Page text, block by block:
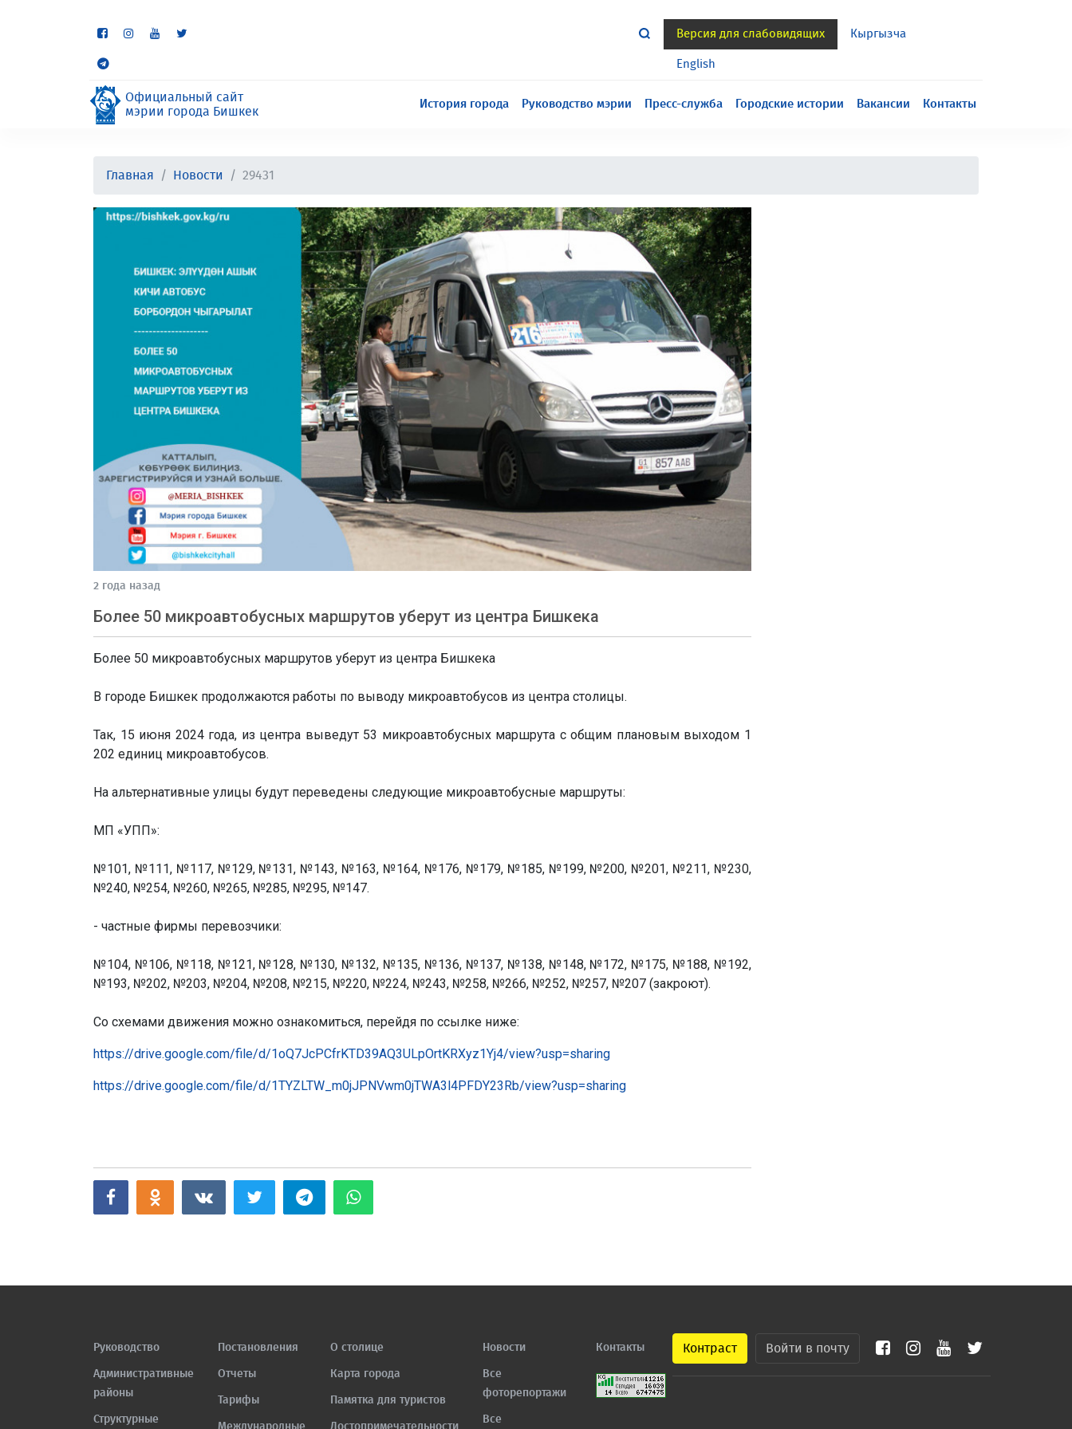
Версия для слабовидящих Кыргызча
English
Официальный сайт
мэрии города Бишкек
История города Руководство мэрии Пресс-служба Городские истории Вакансии Контакты
Главная Новости 29431
2 года назад
Более 50 микроавтобусных маршрутов уберут из центра Бишкека
Более 50 микроавтобусных маршрутов уберут из центра Бишкека
В городе Бишкек продолжаются работы по выводу микроавтобусов из центра столицы.
Так, 15 июня 2024 года, из центра выведут 53 микроавтобусных маршрута с общим плановым выходом 1
202 единиц микроавтобусов.
На альтернативные улицы будут переведены следующие микроавтобусные маршруты:
МП «УПП»:
№101, №111, №117, №129, №131, №143, №163, №164, №176, №179, №185, №199, №200, №201, №211, №230,
№240, №254, №260, №265, №285, №295, №147.
- частные фирмы перевозчики:
№104, №106, №118, №121, №128, №130, №132, №135, №136, №137, №138, №148, №172, №175, №188, №192,
№193, №202, №203, №204, №208, №215, №220, №224, №243, №258, №266, №252, №257, №207 (закроют).
Со схемами движения можно ознакомиться, перейдя по ссылке ниже:
https://drive.google.com/file/d/1oQ7JcPCfrKTD39AQ3ULpOrtKRXyz1Yj4/view?usp=sharing
https://drive.google.com/file/d/1TYZLTW_m0jJPNVwm0jTWA3l4PFDY23Rb/view?usp=sharing
Руководство
Административные
районы
Структурные
Постановления
Отчеты
Тарифы
Международные
О столице
Карта города
Памятка для туристов
Достопримечательности
Новости
Все
фоторепортажи
Все
Контакты Контраст Войти в почту